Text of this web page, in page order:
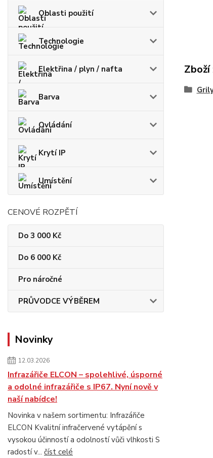
Oblasti použití
Technologie
Elektřina / plyn / nafta
Barva
Ovládání
Krytí IP
Umístění
CENOVÉ ROZPĚTÍ
Do 3 000 Kč
Do 6 000 Kč
Pro náročné
PRŮVODCE VÝBĚREM
Novinky
12.03.2026
Infrazářiče ELCON – spolehlivé, úsporné
a odolné infrazářiče s IP67. Nyní nově v
naší nabídce!
Novinka v našem sortimentu: Infrazářiče
ELCON Kvalitní infračervené vytápění s
vysokou účinností a odolností vůči vlhkosti S
radostí v... číst celé